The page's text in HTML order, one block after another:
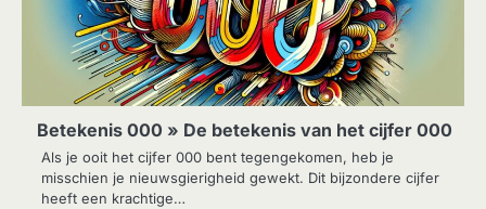
Betekenis 000 » De betekenis van het cijfer 000
Als je ooit het cijfer 000 bent tegengekomen, heb je
misschien je nieuwsgierigheid gewekt. Dit bijzondere cijfer
heeft een krachtige…